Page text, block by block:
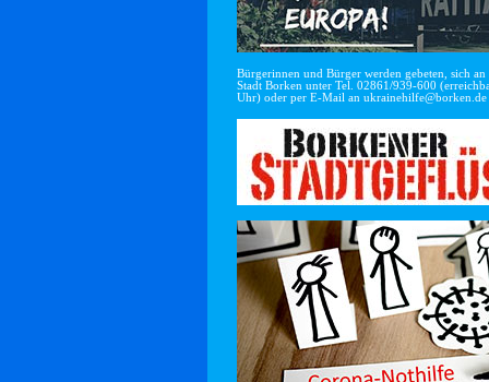
Bürgerinnen und Bürger werden gebeten, sich
Stadt Borken unter Tel. 02861/939-600
Uhr) oder per E-Mail an ukrainehilfe@borken.de